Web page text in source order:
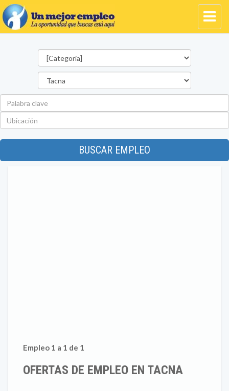
BUSCAR EMPLEO
Empleo 1 a 1 de 1
OFERTAS DE EMPLEO EN TACNA